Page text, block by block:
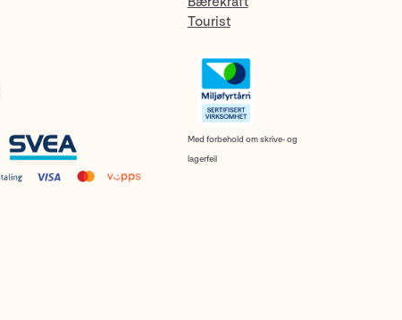
Tourist
Med forbehold om skrive- og
lagerfeil